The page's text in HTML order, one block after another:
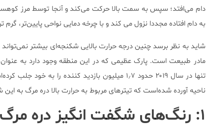
دام می‌افتد؛ سپس به سمت بالا حرکت می‌کند و آنجا توسط مرز
به دام افتاده مجددا نزول می کند و با چرخه دمایی نواحی پایین‌تر،
شاید به نظر برسد چنین درجه حرارت بالایی شکنجه‌ای بیشتر نمی‌تواند
مادر طبیعت است. پارک عظیمی که در این منطقه وجود دارد به
تنها در سال ۲۰۱۹ حدود ۱٫۷ میلیون بازدید کننده
ناحیه آورده شده‌است که تیترهای مربوط به حرارت بالا دره مرگ به
۱: رنگ‌های شگفت انگیز دره مرگ